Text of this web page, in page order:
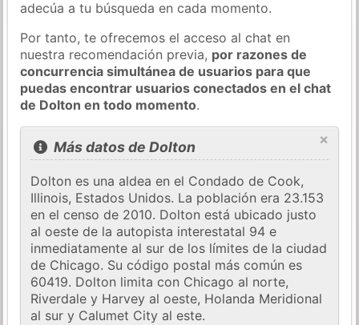
adecúa a tu búsqueda en cada momento.
Por tanto, te ofrecemos el acceso al chat en
nuestra recomendación previa, por razones de
concurrencia simultánea de usuarios para que
puedas encontrar usuarios conectados en el chat
de Dolton en todo momento.
×
Más datos de Dolton
Dolton es una aldea en el Condado de Cook,
Illinois, Estados Unidos. La población era 23.153
en el censo de 2010. Dolton está ubicado justo
al oeste de la autopista interestatal 94 e
inmediatamente al sur de los límites de la ciudad
de Chicago. Su código postal más común es
60419. Dolton limita con Chicago al norte,
Riverdale y Harvey al oeste, Holanda Meridional
al sur y Calumet City al este.